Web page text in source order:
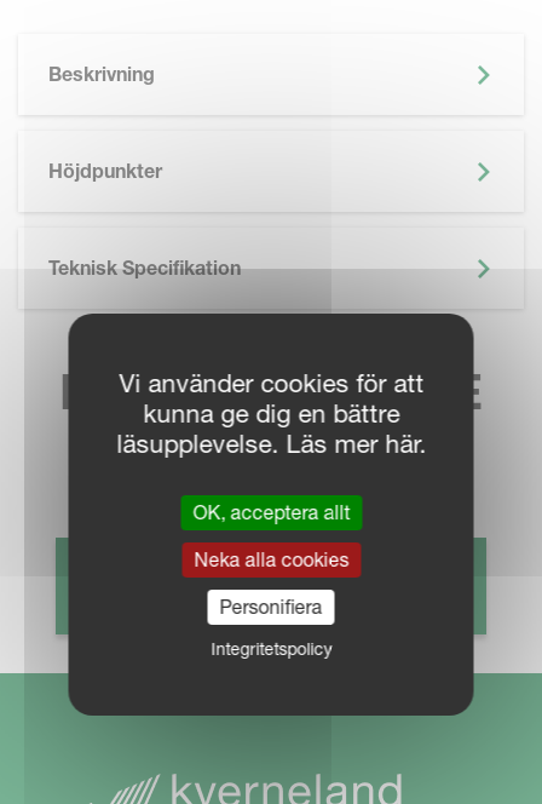
Beskrivning
Höjdpunkter
Teknisk Specifikation
HITTA NÄRMASTE
SÄLJKONTAKT
HITTA ÅTERFÖRSÄLJARE
Vi använder cookies för att
kunna ge dig en bättre
läsupplevelse. Läs mer här.
OK, acceptera allt
Neka alla cookies
Personifiera
Integritetspolicy